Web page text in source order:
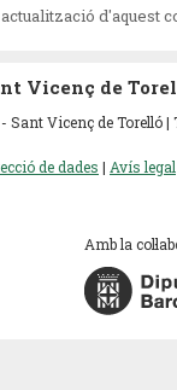
d'aquest
Vicenç de
Sant Vicenç de Torelló |
de dades | Avís legal
Amb la